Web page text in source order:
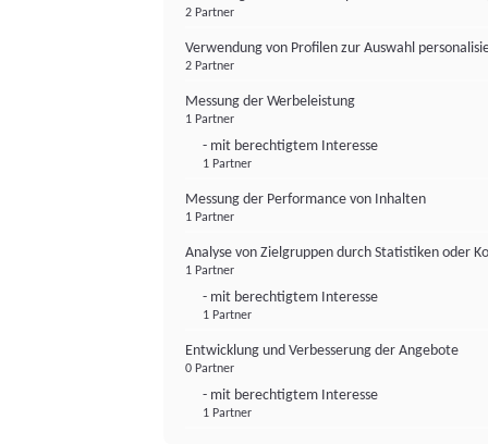
2 Partner
Verwendung von Profilen zur Auswahl
2 Partner
Messung der Werbeleistung
1 Partner
- mit berechtigtem Interesse
1 Partner
Messung der Performance von Inhalten
1 Partner
Analyse von Zielgruppen durch Statistiken oder
1 Partner
- mit berechtigtem Interesse
1 Partner
Entwicklung und Verbesserung der Angebote
0 Partner
- mit berechtigtem Interesse
1 Partner